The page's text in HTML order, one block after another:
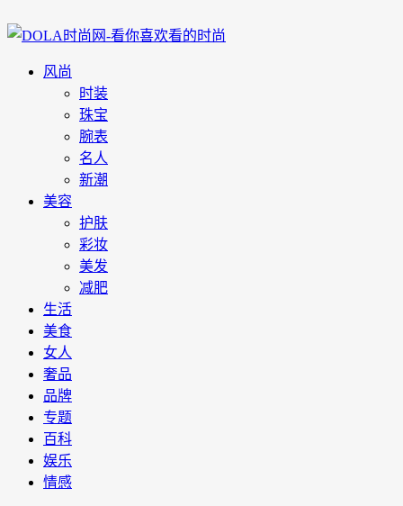
风尚
时装
珠宝
腕表
名人
新潮
美容
护肤
彩妆
美发
减肥
生活
美食
女人
奢品
品牌
专题
百科
娱乐
情感